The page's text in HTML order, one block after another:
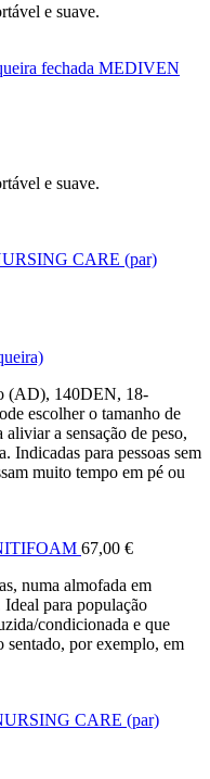
e suave.
fechada MEDIVEN
e suave.
CARE (par)
(AD), 140DEN, 18-
escolher o tamanho de
a sensação de peso,
Indicadas para pessoas sem
muito tempo em pé ou
67,00 €
numa almofada em
Ideal para população
condicionada e que
sentado, por exemplo, em
CARE (par)